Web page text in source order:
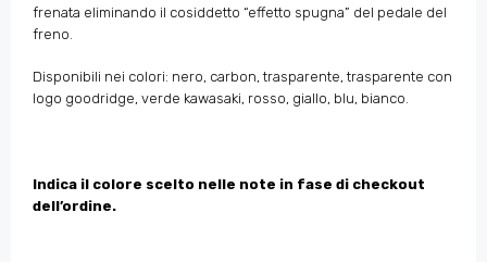
frenata eliminando il cosiddetto “effetto spugna” del pedale del
freno.
Disponibili nei colori: nero, carbon, trasparente, trasparente con
logo goodridge, verde kawasaki, rosso, giallo, blu, bianco.
Indica il colore scelto nelle note in fase di checkout
dell’ordine.